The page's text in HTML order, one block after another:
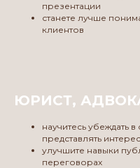
презентации
станете лучше
клиентов
ЮРИСТ,
научитесь убеждать
представлять
улучшите навыки
переговорах